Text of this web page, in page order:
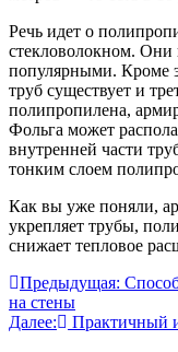
Речь идет о
стекловолокном. Они
популярными. Кроме
труб существует и
полипропилена,
Фольга может
внутренней части
тонким слоем
Как вы уже поняли,
укрепляет трубы,
снижает тепловое
Навигация
по
Предыдущая:
на стены
Далее:
Практичный